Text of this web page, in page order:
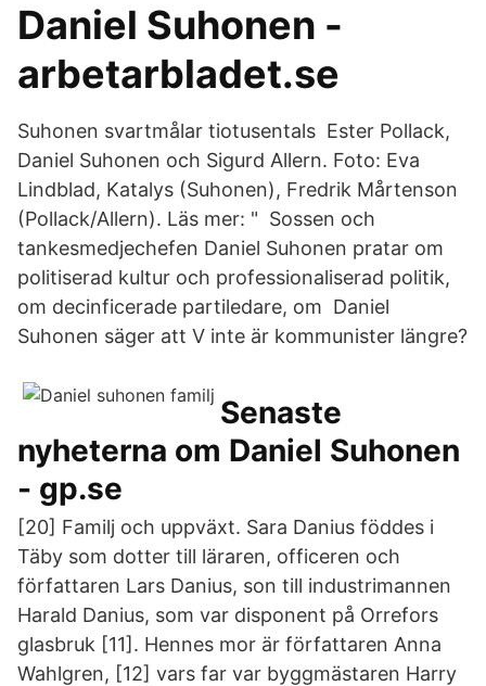
Daniel Suhonen -
arbetarbladet.se
Suhonen svartmålar tiotusentals Ester Pollack,
Daniel Suhonen och Sigurd Allern. Foto: Eva
Lindblad, Katalys (Suhonen), Fredrik Mårtenson
(Pollack/Allern). Läs mer: " Sossen och
tankesmedjechefen Daniel Suhonen pratar om
politiserad kultur och professionaliserad politik,
om decinficerade partiledare, om Daniel
Suhonen säger att V inte är kommunister längre?
Senaste
nyheterna om Daniel Suhonen
- gp.se
[20] Familj och uppväxt. Sara Danius föddes i
Täby som dotter till läraren, officeren och
författaren Lars Danius, son till industrimannen
Harald Danius, som var disponent på Orrefors
glasbruk [11]. Hennes mor är författaren Anna
Wahlgren, [12] vars far var byggmästaren Harry